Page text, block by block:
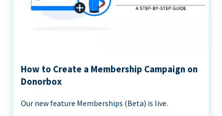
How to Create a Membership Campaign on
Donorbox
Our new feature Memberships (Beta) is live.